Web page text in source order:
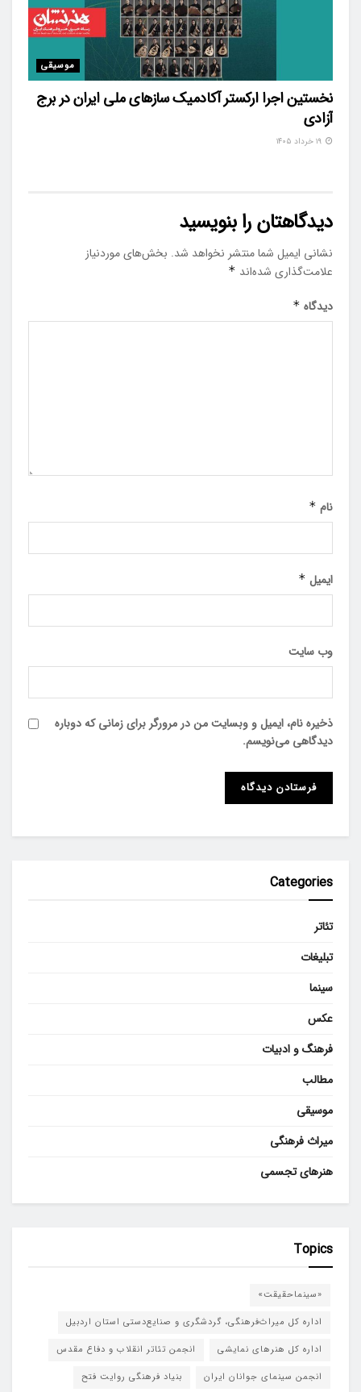
موسیقی
نخستین اجرا ارکستر آکادمیک سازهای ملی ایران در برج
آزادی
دیدگاهتان را بنویسید
نشانی ایمیل شما منتشر نخواهد شد. بخش‌های موردنیاز
علامت‌گذاری شده‌اند *
دیدگاه *
نام *
ایمیل *
وب‌ سایت
ذخیره نام، ایمیل و وبسایت من در مرورگر برای زمانی که دوباره
دیدگاهی می‌نویسم.
Categories
تئاتر
تبلیغات
سینما
عکس
فرهنگ و ادبیات
مطالب
موسیقی
میراث فرهنگی
هنرهای تجسمی
Topics
«سینماحقیقت»
اداره کل میراث‌فرهنگی، گردشگری و صنایع‌دستی استان اردبیل
اداره کل هنرهای نمایشی
انجمن تئاتر انقلاب و دفاع مقدس
انجمن سینمای جوانان ایران
بنیاد فرهنگی روایت فتح